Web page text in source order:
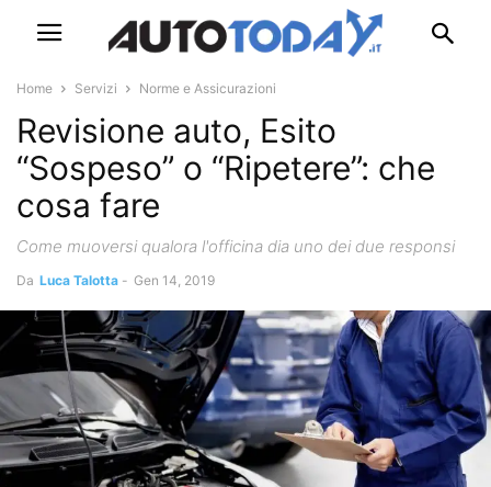
Home Servizi Norme e Assicurazioni
Revisione auto, Esito
“Sospeso” o “Ripetere”: che
cosa fare
Come muoversi qualora l'officina dia uno dei due responsi
Da Luca Talotta - Gen 14, 2019